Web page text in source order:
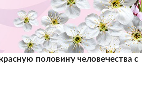
половину человечества с